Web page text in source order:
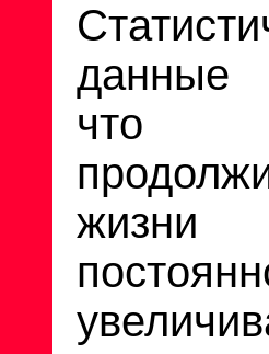
данные
что
жизни